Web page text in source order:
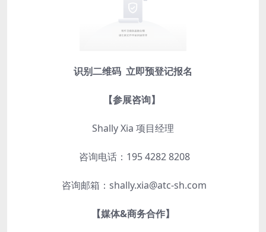
识别二维码 立即预登记报名
【参展咨询】
Shally Xia 项目经理
咨询电话：195 4282 8208
咨询邮箱：shally.xia@atc-sh.com
【媒体&商务合作】